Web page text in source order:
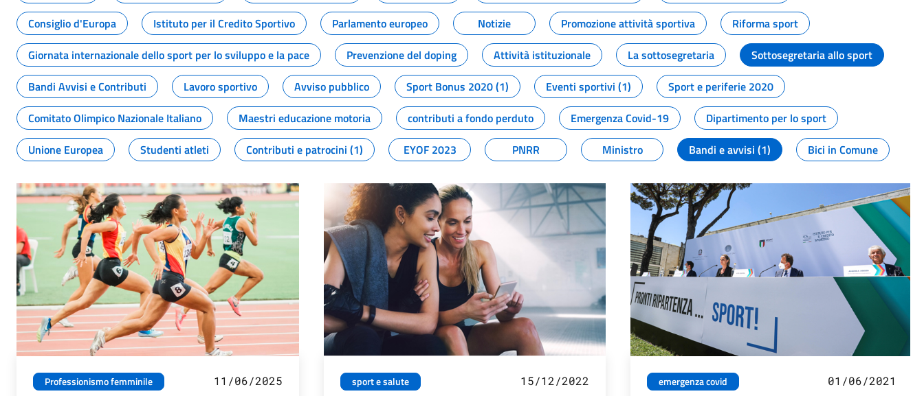
Consiglio d'Europa
Istituto per il Credito Sportivo Parlamento europeo Notizie Promozione attività sportiva
Riforma sport
Giornata internazionale dello sport per lo sviluppo e la pace
Prevenzione del doping Attività istituzionale La sottosegretaria
Sottosegretaria allo sport
Bandi Avvisi e Contributi
Lavoro sportivo Avviso pubblico Sport Bonus 2020 (1) Eventi sportivi (1)
Sport e periferie 2020
Comitato Olimpico Nazionale Italiano
Maestri educazione motoria contributi a fondo perduto Emergenza Covid-19
Dipartimento per lo sport
Unione Europea
Studenti atleti Contributi e patrocini (1) EYOF 2023 PNRR Ministro Bandi e avvisi (1) Bici in Comune
Professionismo femminile
11/06/2025 sport e salute 15/12/2022
emergenza covid
01/06/2021